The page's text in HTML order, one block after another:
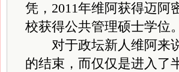
凭，2011年维阿获得迈阿
校获得公共管理硕士学位。
对于政坛新人维阿来说
的结束，而仅仅是进入了